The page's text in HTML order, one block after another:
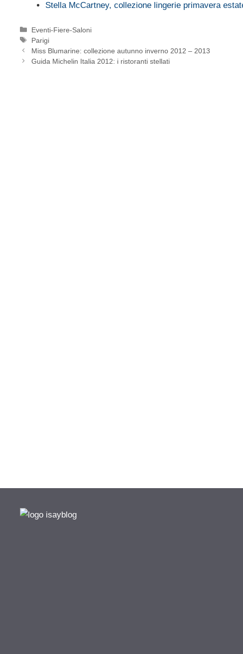
Stella McCartney, collezione lingerie primavera
Categorie
Eventi-Fiere-Saloni
Tag
Parigi
Miss Blumarine: collezione autunno inverno 2012 – 2013
Guida Michelin Italia 2012: i ristoranti stellati